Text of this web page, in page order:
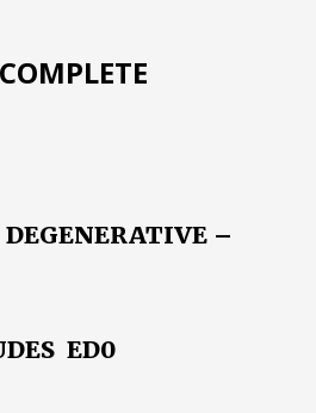
–
ED0